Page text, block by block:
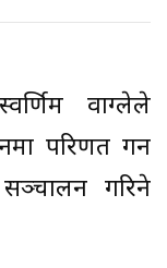
वाग्लेले
परिणत गर्न
गरिने